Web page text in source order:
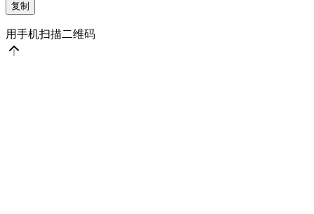
复制
用手机扫描二维码